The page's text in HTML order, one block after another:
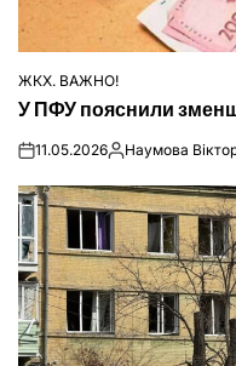
ОПУБЛІКУВАТИ
У
ЖКХ. ВАЖНО!
У ПФУ пояснили
on11.05.2026Опубліковано
Наумова